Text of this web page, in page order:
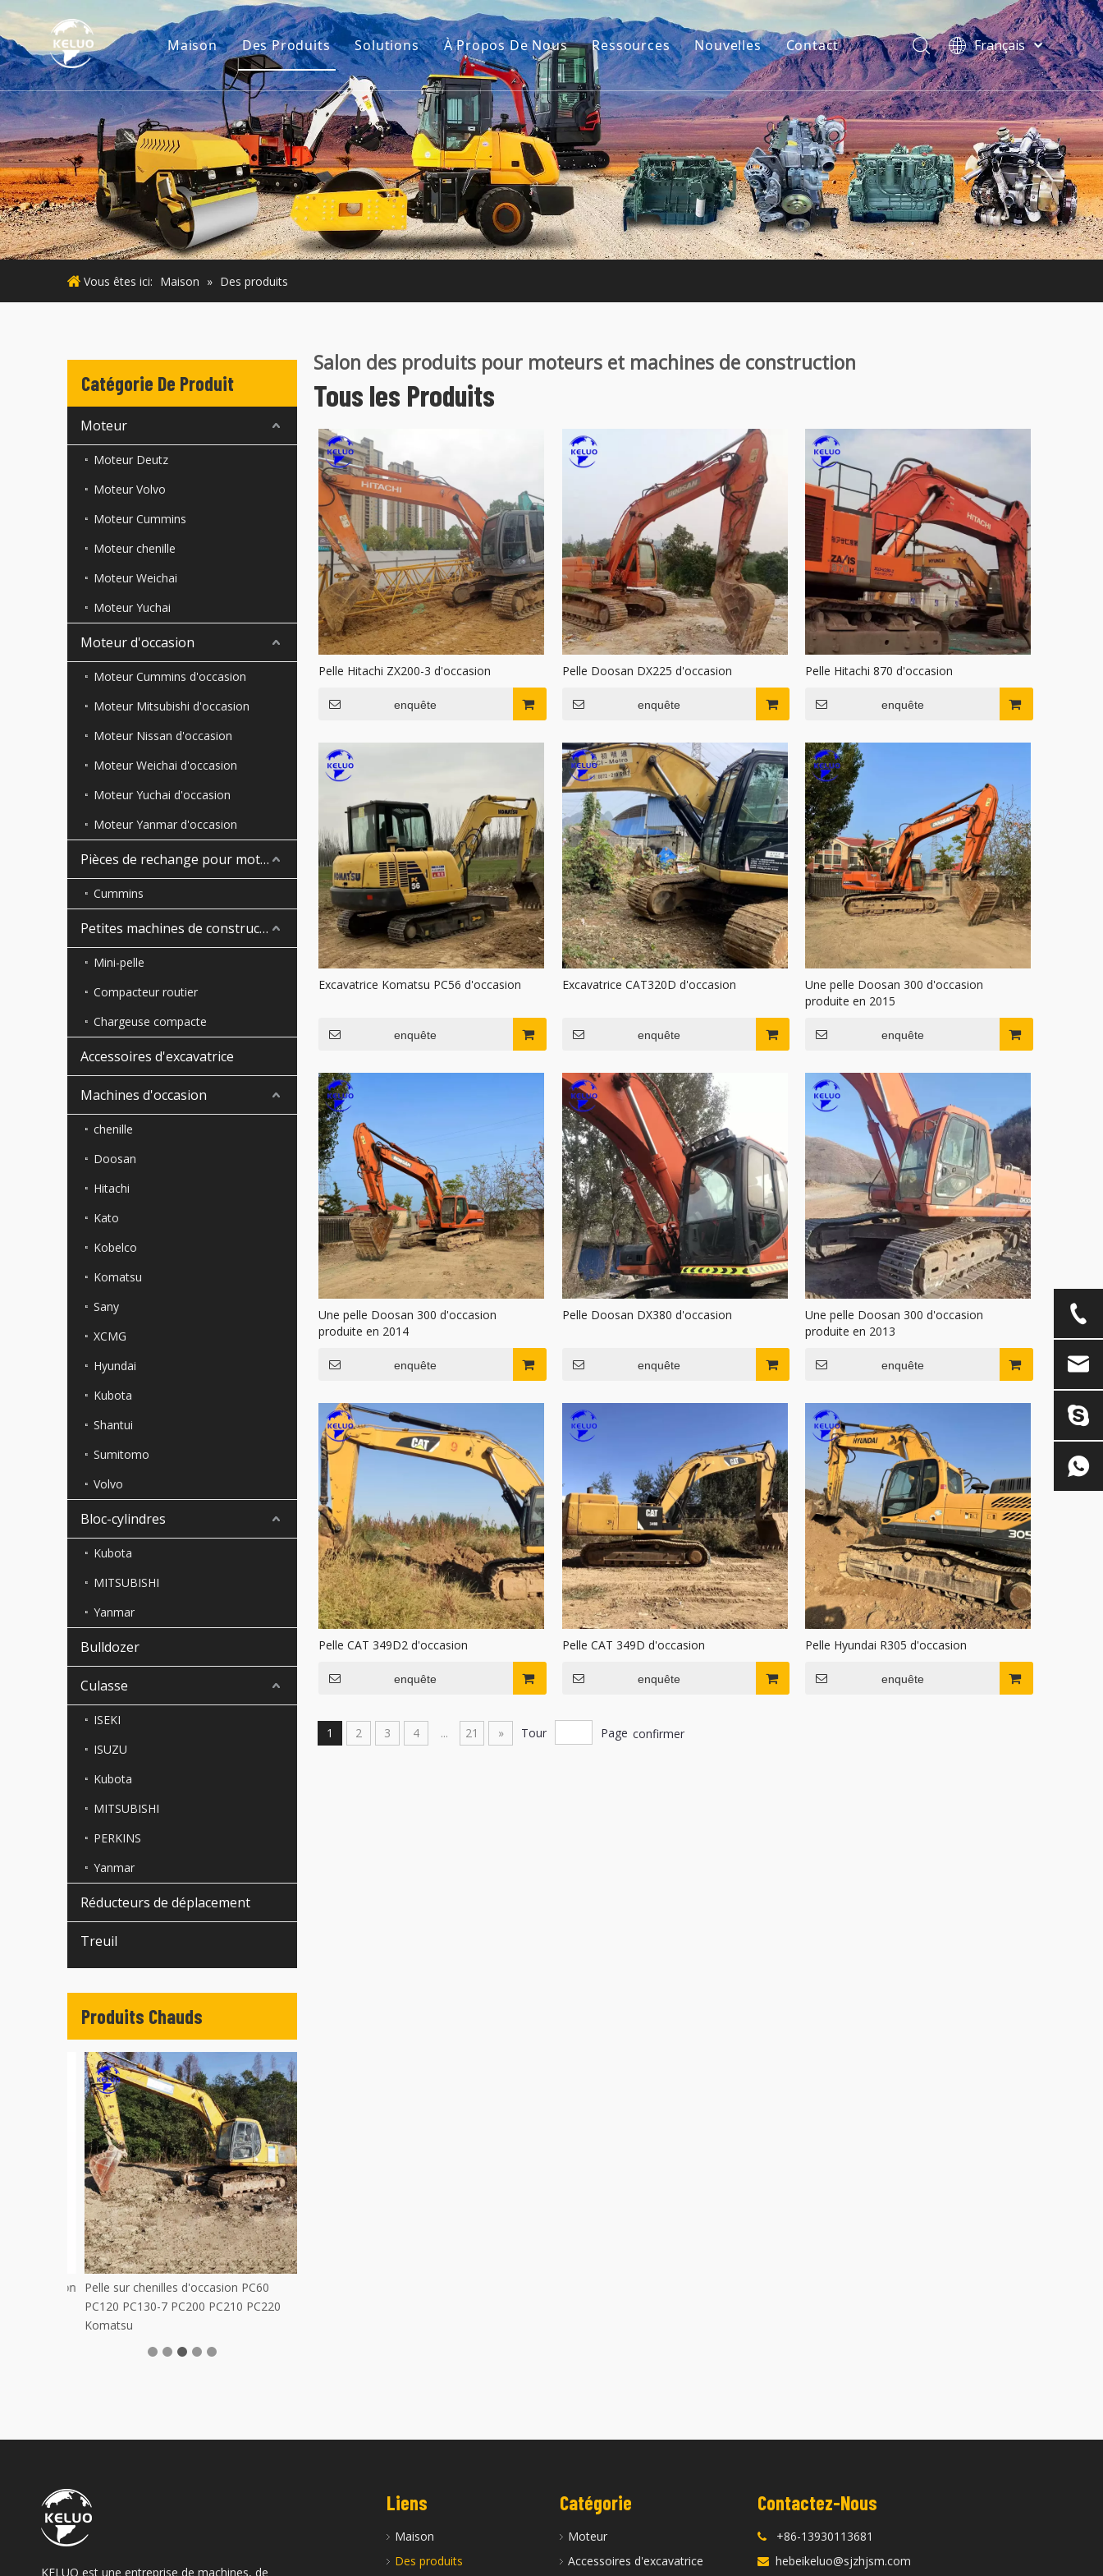
Maison Des Produits
Moteur
Accessoires d'excavatrice
Petites machines de construction
Moteur d'occasion
Machines d'occasion
Solutions À Propos De Nous
Notre histoire
Notre avantage
Ressources
Guides
FAQ
Vidéos
Nouvelles Contact
Français
فارسی
Bahasa
indonesia
Türk dili
ไทย
Italiano
Deutsch
Português
Español
English
Vous êtes ici: Maison » Des produits
Catégorie De Produit
Moteur
Moteur Deutz
Moteur Volvo
Moteur Cummins
Moteur chenille
Moteur Weichai
Moteur Yuchai
Moteur d'occasion
Moteur Cummins d'occasion
Moteur Mitsubishi d'occasion
Moteur Nissan d'occasion
Moteur Weichai d'occasion
Moteur Yuchai d'occasion
Moteur Yanmar d'occasion
Pièces de rechange pour moteur
Cummins
Petites machines de construction
Mini-pelle
Compacteur routier
Chargeuse compacte
Accessoires d'excavatrice
Machines d'occasion
chenille
Doosan
Hitachi
Kato
Kobelco
Komatsu
Sany
XCMG
Hyundai
Kubota
Shantui
Sumitomo
Volvo
Bloc-cylindres
Kubota
MITSUBISHI
Yanmar
Bulldozer
Culasse
ISEKI
ISUZU
Kubota
MITSUBISHI
PERKINS
Yanmar
Réducteurs de déplacement
Treuil
Produits Chauds
Pelle sur chenilles d'occasion PC60
PC120 PC130-7 PC200 PC210 PC220
Komatsu
Salon des produits pour moteurs et machines de construction
Tous les Produits
Pelle Hitachi ZX200-3 d'occasion
enquête
Pelle Doosan DX225 d'occasion
enquête
Pelle Hitachi 870 d'occasion
enquête
Excavatrice Komatsu PC56 d'occasion
enquête
Excavatrice CAT320D d'occasion
enquête
Une pelle Doosan 300 d'occasion
produite en 2015
enquête
Une pelle Doosan 300 d'occasion
produite en 2014
enquête
Pelle Doosan DX380 d'occasion
enquête
Une pelle Doosan 300 d'occasion
produite en 2013
enquête
Pelle CAT 349D2 d'occasion
enquête
Pelle CAT 349D d'occasion
enquête
Pelle Hyundai R305 d'occasion
enquête
1 2 3 4 ... 21 » Tour Page confirmer
KELUO est une entreprise de machines, de
Liens
Maison
Des produits
Catégorie
Moteur
Accessoires d'excavatrice
Contactez-Nous
 +86-13930113681
 hebeikeluo@sjzhjsm.com